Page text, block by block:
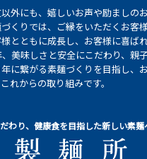
外にも、嬉しいお声や励まし
くりでは、ご縁をいただくお
とともに成長し、お客様に喜ば
美味しさと安全にこだわり、
に繋がる素麺づくりを目指し
れからの取り組みです。
わり、健康食を目指した新しい素麺